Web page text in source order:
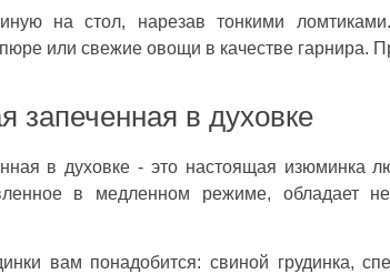
на стол, нарезав тонкими
или свежие овощи в качестве гарнира.
запеченная в духовке
в духовке - это настоящая изюминка
в медленном режиме, обладает
вам понадобится: свиной грудинка,